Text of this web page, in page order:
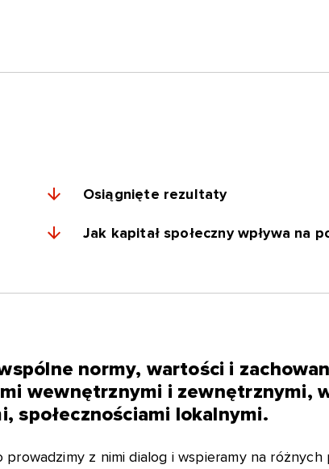
Osiągnięte rezultaty
Jak kapitał społeczny wpływa na
normy, wartości i
wewnętrznymi i zewnętrznymi,
społecznościami lokalnymi.
z nimi dialog i wspieramy na